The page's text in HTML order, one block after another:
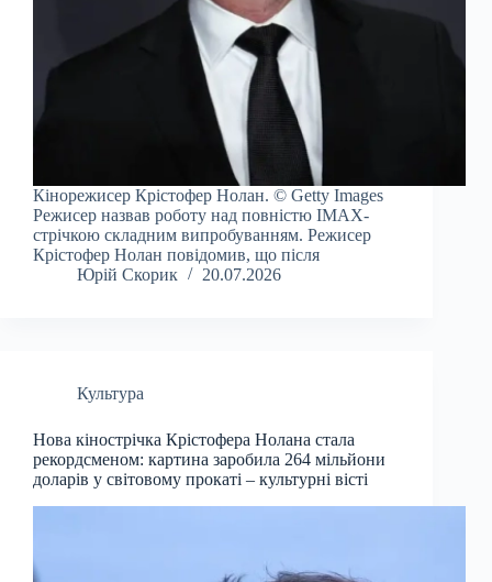
Кінорежисер Крістофер Нолан. © Getty Images
Режисер назвав роботу над повністю IMAX-
стрічкою складним випробуванням. Режисер
Крістофер Нолан повідомив, що після
Юрій Скорик
20.07.2026
Культура
Нова кінострічка Крістофера Нолана стала
рекордсменом: картина заробила 264 мільйони
доларів у світовому прокаті – культурні вісті